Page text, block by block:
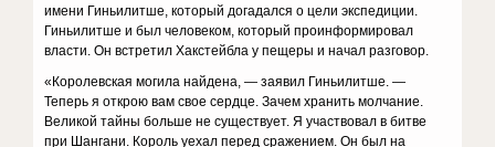
имени Гиньилитше, который догадался о цели экспедиции.
Гиньилитше и был человеком, который проинформи­ровал
власти. Он встретил Хакстейбла у пещеры и начал разговор.
«Королевская могила найдена, — заявил Гиньилит­ше. —
Теперь я открою вам свое сердце. Зачем хранить молчание.
Великой тайны больше не существует. Я участвовал в битве
при Шангани. Король уехал перед сражением. Он был на